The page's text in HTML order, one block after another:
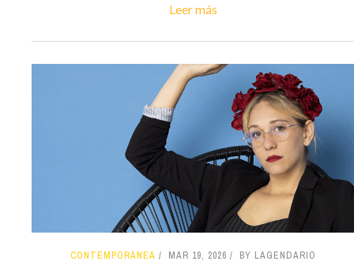
Leer más
CONTEMPORÁNEA MAR 19, 2026 BY LAGENDARIO